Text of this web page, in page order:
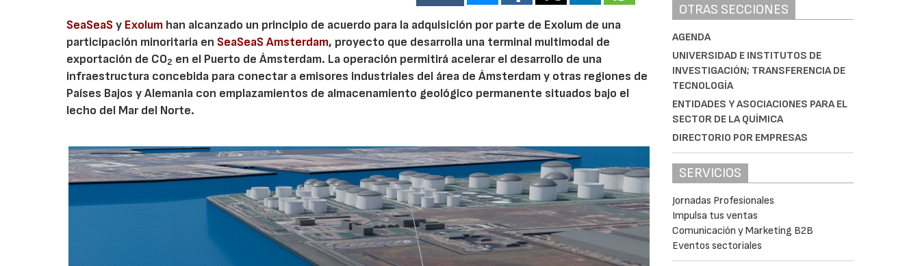
SeaSeaSy Exolum han alcanzado un principio de acuerdo para la adquisición por parte de Exolum de una
participación minoritaria en SeaSeaS Amsterdam, proyecto que desarrolla una terminal multimodal de
exportación de CO2 en el Puerto de Ámsterdam. La operación permitirá acelerar el desarrollo de una
infraestructura concebida para conectar a emisores industriales del área de Ámsterdam y otras regiones de
Países Bajos y Alemania con emplazamientos de almacenamiento geológico permanente situados bajo el
lecho del Mar del Norte.
OTRAS SECCIONES
AGENDA
UNIVERSIDAD E INSTITUTOS DE
INVESTIGACIÓN; TRANSFERENCIA DE
TECNOLOGÍA
ENTIDADES Y ASOCIACIONES PARA EL
SECTOR DE LA QUÍMICA
DIRECTORIO POR EMPRESAS
SERVICIOS
Jornadas Profesionales
Impulsa tus ventas
Comunicación y Marketing B2B
Eventos sectoriales